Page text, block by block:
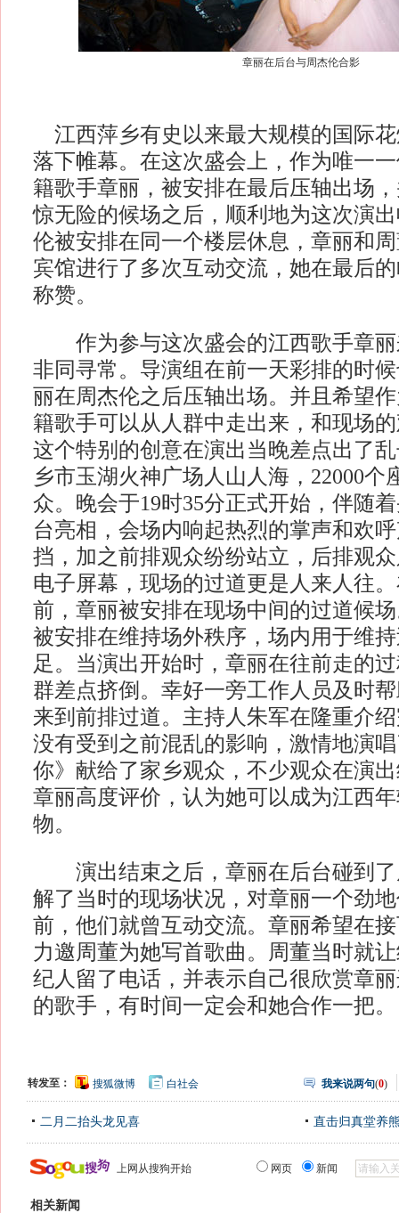
章丽在后台与周杰伦合影
江西萍乡有史以来最大规模的国际
落下帷幕。在这次盛会上，作为唯一
籍歌手章丽，被安排在最后压轴出场
惊无险的候场之后，顺利地为这次演
伦被安排在同一个楼层休息，章丽和
宾馆进行了多次互动交流，她在最后
称赞。
作为参与这次盛会的江西歌手章丽
非同寻常。导演组在前一天彩排的时
丽在周杰伦之后压轴出场。并且希望
籍歌手可以从人群中走出来，和现场
这个特别的创意在演出当晚差点出了
乡市玉湖火神广场人山人海，22000个
众。晚会于19时35分正式开始，伴随
台亮相，会场内响起热烈的掌声和欢
挡，加之前排观众纷纷站立，后排观
电子屏幕，现场的过道更是人来人往
前，章丽被安排在现场中间的过道候
被安排在维持场外秩序，场内用于维
足。当演出开始时，章丽在往前走的
群差点挤倒。幸好一旁工作人员及时
来到前排过道。主持人朱军在隆重介
没有受到之前混乱的影响，激情地演
你》献给了家乡观众，不少观众在演
章丽高度评价，认为她可以成为江西
物。
演出结束之后，章丽在后台碰到了
解了当时的现场状况，对章丽一个劲
前，他们就曾互动交流。章丽希望在
力邀周董为她写首歌曲。周董当时就
纪人留了电话，并表示自己很欣赏章
的歌手，有时间一定会和她合作一把。
转发至： 搜狐微博 白社会 我来说两句(0)
二月二抬头龙见喜 直击归真堂养
上网从搜狗开始 网页 新闻
相关新闻